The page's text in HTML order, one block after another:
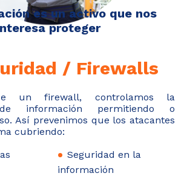
es un activo que nos
proteger
/ Firewalls
un firewall, controlamos la
información permitiendo o
Así prevenimos que los atacantes
cubriendo:
Seguridad en la
información